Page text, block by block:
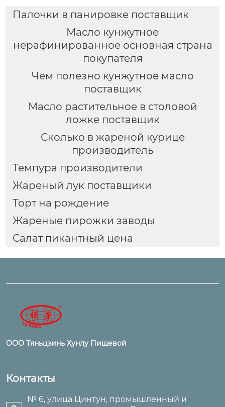
Палочки в панировке поставщик
Масло кунжутное
нерафинированное основная страна
покупателя
Чем полезно кунжутное масло
поставщик
Масло растительное в столовой
ложке поставщик
Сколько в жареной курице
производитель
Темпура производители
Жареный лук поставщики
Торт на рождение
Жареные пирожки заводы
Салат пикантный цена
ООО Тяньцзинь Хунлу Пищевой
Контакты
№ 6, улица Цинтун, промышленный и